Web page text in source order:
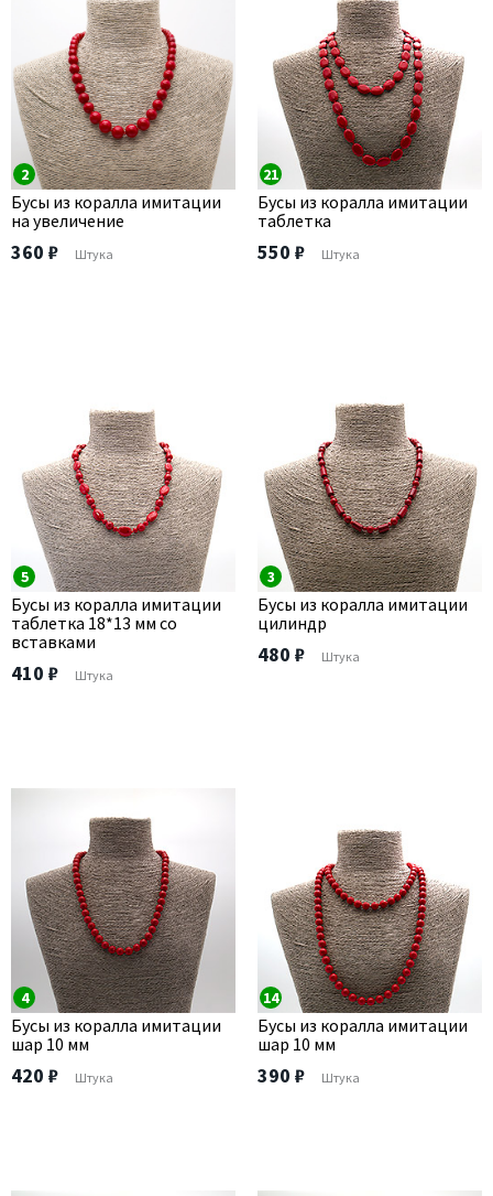
2
Бусы из коралла имитации
на увеличение
360 ₽ Штука
21
Бусы из коралла имитации
таблетка
550 ₽ Штука
5
Бусы из коралла имитации
таблетка 18*13 мм со
вставками
410 ₽ Штука
3
Бусы из коралла имитации
цилиндр
480 ₽ Штука
4
Бусы из коралла имитации
шар 10 мм
420 ₽ Штука
14
Бусы из коралла имитации
шар 10 мм
390 ₽ Штука